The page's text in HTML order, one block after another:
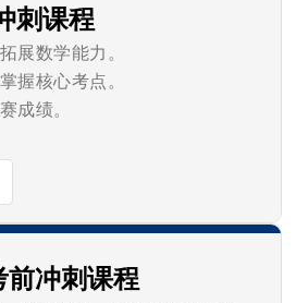
刺课程
展数学能力。
握核心考点。
成绩。
前冲刺课程